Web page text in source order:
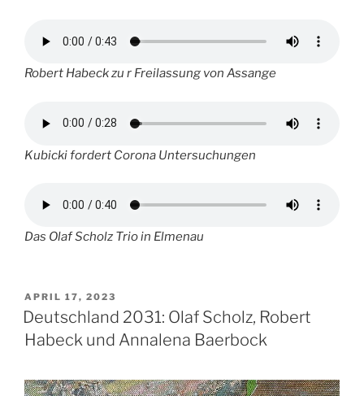
Robert Habeck zu r Freilassung von Assange
Kubicki fordert Corona Untersuchungen
Das Olaf Scholz Trio in Elmenau
VERÖFFENTLICHT
AM
APRIL 17, 2023
Deutschland 2031: Olaf Scholz, Robert
Habeck und Annalena Baerbock